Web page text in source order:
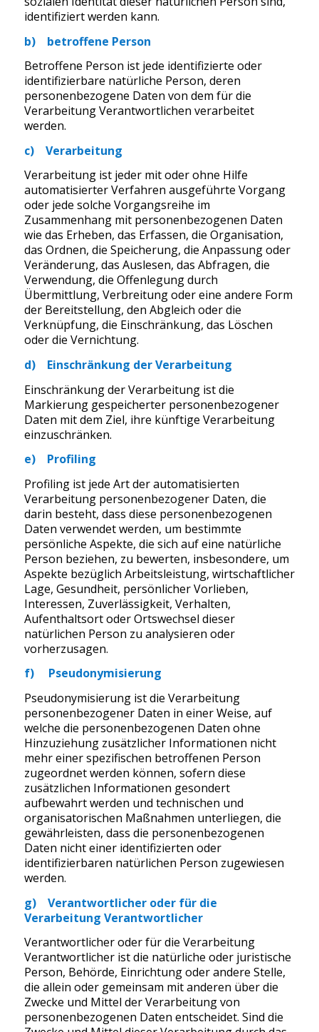
identifiziert werden kann.
b) betroffene Person
Betroffene Person ist jede identifizierte oder
identifizierbare natürliche Person, deren
personenbezogene Daten von dem für die
Verarbeitung Verantwortlichen verarbeitet
werden.
c) Verarbeitung
Verarbeitung ist jeder mit oder ohne Hilfe
automatisierter Verfahren ausgeführte Vorgang
oder jede solche Vorgangsreihe im
Zusammenhang mit personenbezogenen Daten
wie das Erheben, das Erfassen, die Organisation,
das Ordnen, die Speicherung, die Anpassung oder
Veränderung, das Auslesen, das Abfragen, die
Verwendung, die Offenlegung durch
Übermittlung, Verbreitung oder eine andere Form
der Bereitstellung, den Abgleich oder die
Verknüpfung, die Einschränkung, das Löschen
oder die Vernichtung.
d) Einschränkung der Verarbeitung
Einschränkung der Verarbeitung ist die
Markierung gespeicherter personenbezogener
Daten mit dem Ziel, ihre künftige Verarbeitung
einzuschränken.
e) Profiling
Profiling ist jede Art der automatisierten
Verarbeitung personenbezogener Daten, die
darin besteht, dass diese personenbezogenen
Daten verwendet werden, um bestimmte
persönliche Aspekte, die sich auf eine natürliche
Person beziehen, zu bewerten, insbesondere, um
Aspekte bezüglich Arbeitsleistung, wirtschaftlicher
Lage, Gesundheit, persönlicher Vorlieben,
Interessen, Zuverlässigkeit, Verhalten,
Aufenthaltsort oder Ortswechsel dieser
natürlichen Person zu analysieren oder
vorherzusagen.
f) Pseudonymisierung
Pseudonymisierung ist die Verarbeitung
personenbezogener Daten in einer Weise, auf
welche die personenbezogenen Daten ohne
Hinzuziehung zusätzlicher Informationen nicht
mehr einer spezifischen betroffenen Person
zugeordnet werden können, sofern diese
zusätzlichen Informationen gesondert
aufbewahrt werden und technischen und
organisatorischen Maßnahmen unterliegen, die
gewährleisten, dass die personenbezogenen
Daten nicht einer identifizierten oder
identifizierbaren natürlichen Person zugewiesen
werden.
g) Verantwortlicher oder für die
Verarbeitung Verantwortlicher
Verantwortlicher oder für die Verarbeitung
Verantwortlicher ist die natürliche oder juristische
Person, Behörde, Einrichtung oder andere Stelle,
die allein oder gemeinsam mit anderen über die
Zwecke und Mittel der Verarbeitung von
personenbezogenen Daten entscheidet. Sind die